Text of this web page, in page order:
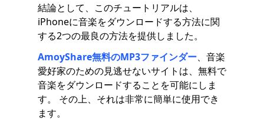
結論として、このチュートリアルは、
iPhoneに音楽をダウンロードする方法に関
する2つの最良の方法を提供しました。
AmoyShare無料のMP3ファインダー、音楽
愛好家のための見逃せないサイトは、無料で
音楽をダウンロードすることを可能にしま
す。 その上、それは非常に簡単に使用でき
ます。